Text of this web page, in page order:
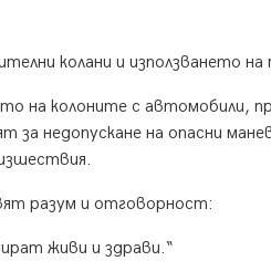
колани и използването на
на колоните с автомобили,
недопускане на опасни
разум и отговорност:
живи и здрави.“